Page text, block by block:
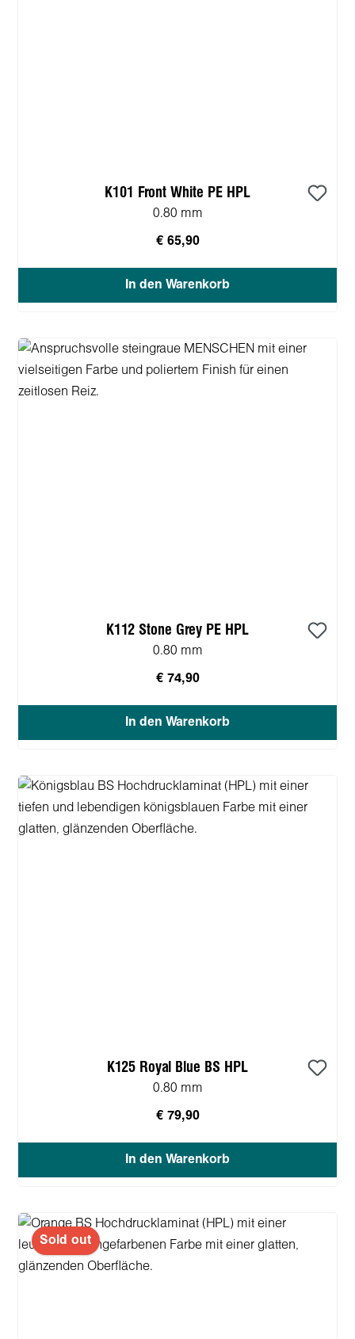
K101 Front White PE HPL
0.80 mm
€ 65,90
In den Warenkorb
K112 Stone Grey PE HPL
0.80 mm
€ 74,90
In den Warenkorb
K125 Royal Blue BS HPL
0.80 mm
€ 79,90
In den Warenkorb
Sold out